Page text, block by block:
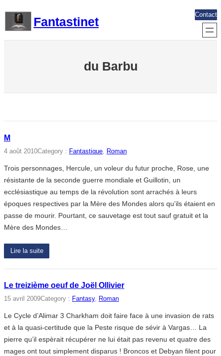
contenu
Fantastinet
Contact
du Barbu
M
4 août 2010Category : Fantastique, Roman
Trois personnages, Hercule, un voleur du futur proche, Rose, une
résistante de la seconde guerre mondiale et Guillotin, un
ecclésiastique au temps de la révolution sont arrachés à leurs
époques respectives par la Mère des Mondes alors qu’ils étaient en
passe de mourir. Pourtant, ce sauvetage est tout sauf gratuit et la
Mère des Mondes…
Lire la suite
Le treizième oeuf de Joël Ollivier
15 avril 2009Category : Fantasy, Roman
Le Cycle d’Alimar 3 Charkham doit faire face à une invasion de rats
et à la quasi-certitude que la Peste risque de sévir à Vargas… La
pierre qu’il espèrait récupérer ne lui était pas revenu et quatre des
mages ont tout simplement disparus ! Broncos et Debyan filent pour